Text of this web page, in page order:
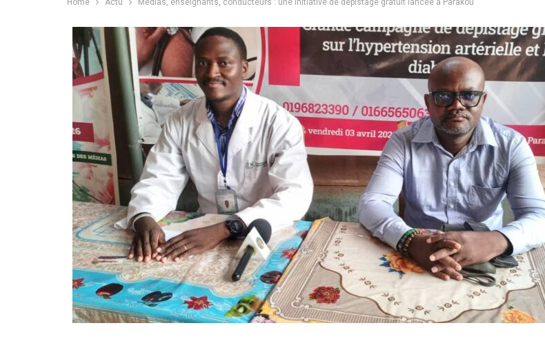
Home Actu Médias, enseignants, conducteurs : une initiative de dépistage gratuit lancée à Parakou